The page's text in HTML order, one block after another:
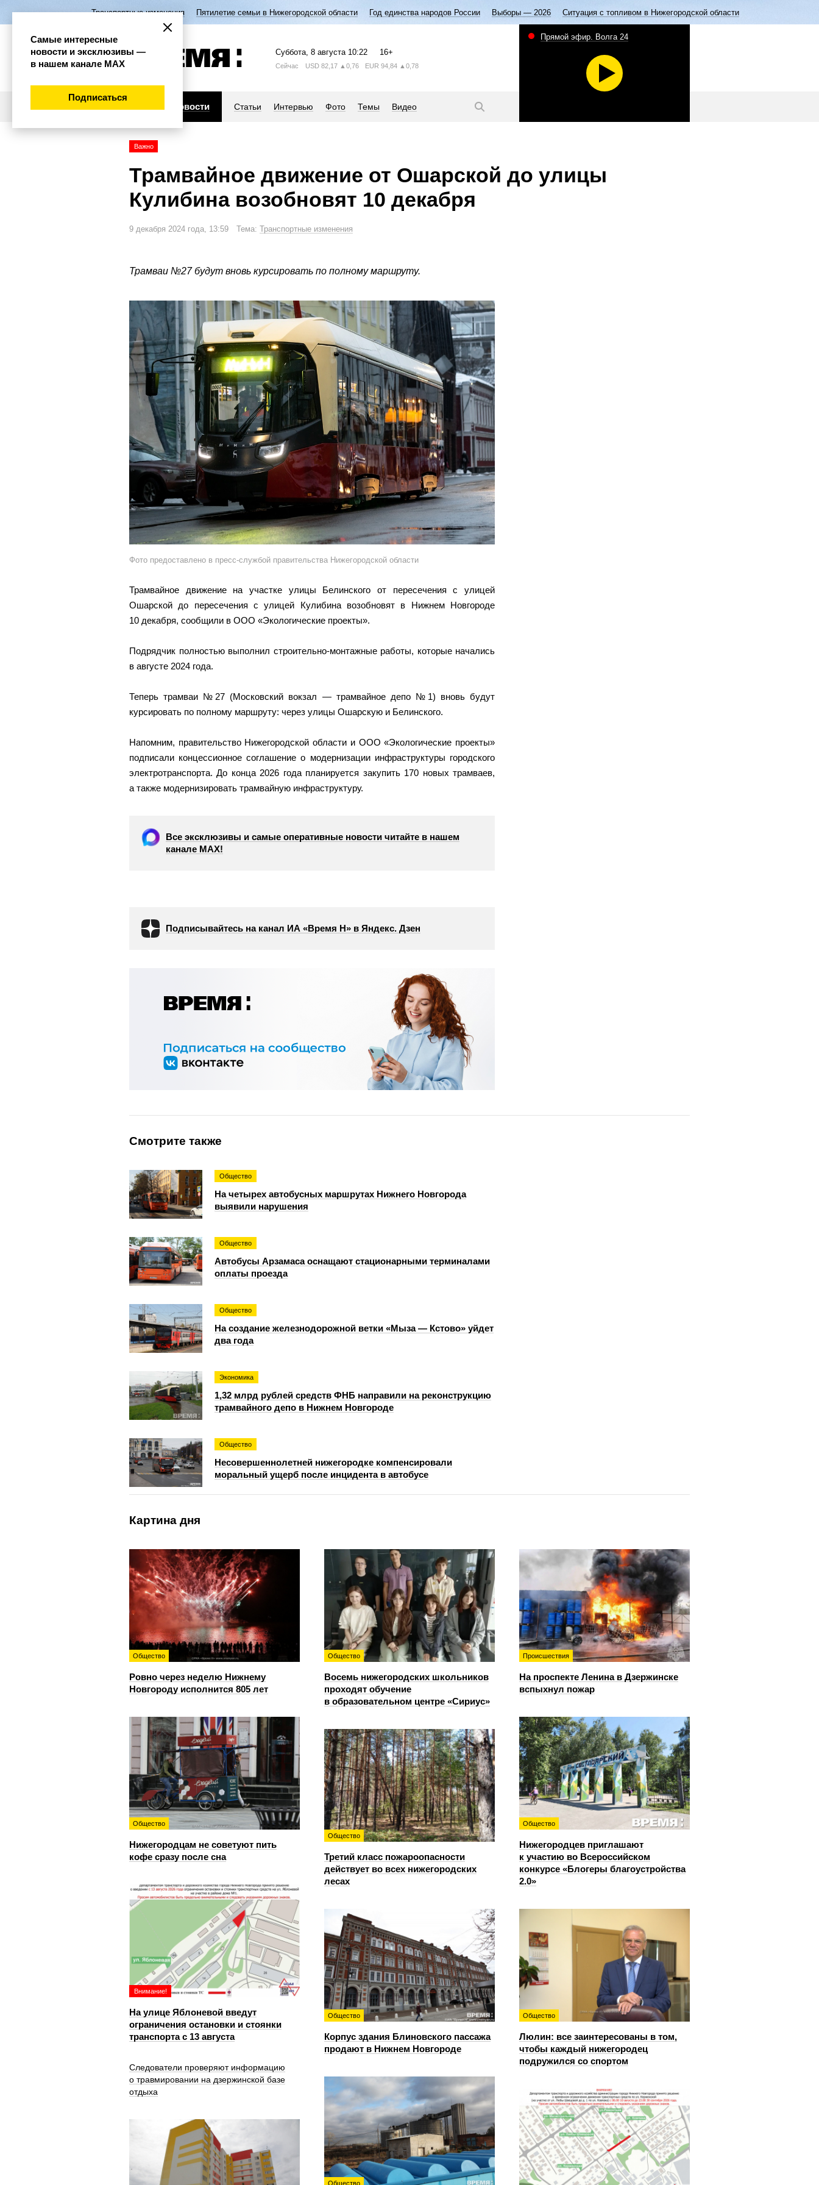
Транспортные изменения Пятилетие семьи в Нижегородской области Год единства народов России Выборы — 2026 Ситуация с топливом в Нижегородской области
Суббота, 8 августа 10:22 16+
Сейчас USD 82,17 ▲0,76 EUR 94,84 ▲0,78
Новости Статьи Интервью Фото Темы Видео
Прямой эфир. Волга 24
Важно
Трамвайное движение от Ошарской до улицы
Кулибина возобновят 10 декабря
9 декабря 2024 года, 13:59 Тема: Транспортные изменения
Трамваи №27 будут вновь курсировать по полному маршруту.
Фото предоставлено в пресс-службой правительства Нижегородской области
Трамвайное движение на участке улицы Белинского от пересечения с улицей
Ошарской до пересечения с улицей Кулибина возобновят в Нижнем Новгороде
10 декабря, сообщили в ООО «Экологические проекты».
Подрядчик полностью выполнил строительно-монтажные работы, которые начались
в августе 2024 года.
Теперь трамваи №27 (Московский вокзал — трамвайное депо №1) вновь будут
курсировать по полному маршруту: через улицы Ошарскую и Белинского.
Напомним, правительство Нижегородской области и ООО «Экологические проекты»
подписали концессионное соглашение о модернизации инфраструктуры городского
электротранспорта. До конца 2026 года планируется закупить 170 новых трамваев,
а также модернизировать трамвайную инфраструктуру.
Все эксклюзивы и самые оперативные новости читайте в нашем
канале МАХ!
Подписывайтесь на канал ИА «Время Н» в Яндекс. Дзен
Смотрите также
Общество
На четырех автобусных маршрутах Нижнего Новгорода
выявили нарушения
Общество
Автобусы Арзамаса оснащают стационарными терминалами
оплаты проезда
Общество
На создание железнодорожной ветки «Мыза — Кстово» уйдет
два года
Экономика
1,32 млрд рублей средств ФНБ направили на реконструкцию
трамвайного депо в Нижнем Новгороде
Общество
Несовершеннолетней нижегородке компенсировали
моральный ущерб после инцидента в автобусе
Картина дня
Общество
Ровно через неделю Нижнему
Новгороду исполнится 805 лет
Общество
Восемь нижегородских школьников
проходят обучение
в образовательном центре «Сириус»
Происшествия
На проспекте Ленина в Дзержинске
вспыхнул пожар
Общество
Нижегородцам не советуют пить
кофе сразу после сна
Общество
Нижегородцев приглашают
к участию во Всероссийском
конкурсе «Блогеры благоустройства
2.0»
Общество
Третий класс пожароопасности
действует во всех нижегородских
лесах
Внимание!
На улице Яблоневой введут
ограничения остановки и стоянки
транспорта с 13 августа
Общество
Корпус здания Блиновского пассажа
продают в Нижнем Новгороде
Общество
Люлин: все заинтересованы в том,
чтобы каждый нижегородец
подружился со спортом
Следователи проверяют информацию
о травмировании на дзержинской базе
отдыха
Общество
Самые интересные
новости и эксклюзивы —
в нашем канале МАХ
Подписаться